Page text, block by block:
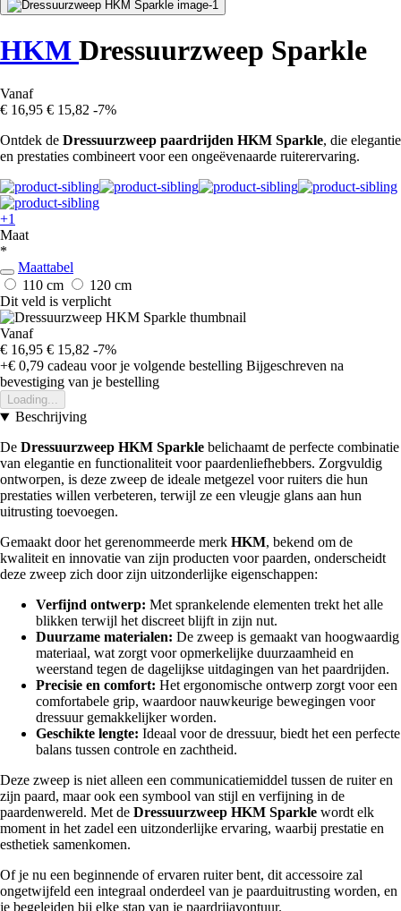
HKM Dressuurzweep Sparkle
Vanaf
€ 16,95 € 15,82 -7%
Ontdek de Dressuurzweep paardrijden HKM Sparkle, die elegantie
en prestaties combineert voor een ongeëvenaarde ruiterervaring.
+1
Maat
*
Maattabel
110 cm
120 cm
Dit veld is verplicht
Vanaf
€ 16,95 € 15,82 -7%
+€ 0,79 cadeau voor je volgende bestelling Bijgeschreven na
bevestiging van je bestelling
Loading...
Beschrijving
De Dressuurzweep HKM Sparkle belichaamt de perfecte combinatie
van elegantie en functionaliteit voor paardenliefhebbers. Zorgvuldig
ontworpen, is deze zweep de ideale metgezel voor ruiters die hun
prestaties willen verbeteren, terwijl ze een vleugje glans aan hun
uitrusting toevoegen.
Gemaakt door het gerenommeerde merk HKM, bekend om de
kwaliteit en innovatie van zijn producten voor paarden, onderscheidt
deze zweep zich door zijn uitzonderlijke eigenschappen:
Verfijnd ontwerp: Met sprankelende elementen trekt het alle
blikken terwijl het discreet blijft in zijn nut.
Duurzame materialen: De zweep is gemaakt van hoogwaardig
materiaal, wat zorgt voor opmerkelijke duurzaamheid en
weerstand tegen de dagelijkse uitdagingen van het paardrijden.
Precisie en comfort: Het ergonomische ontwerp zorgt voor een
comfortabele grip, waardoor nauwkeurige bewegingen voor
dressuur gemakkelijker worden.
Geschikte lengte: Ideaal voor de dressuur, biedt het een perfecte
balans tussen controle en zachtheid.
Deze zweep is niet alleen een communicatiemiddel tussen de ruiter en
zijn paard, maar ook een symbool van stijl en verfijning in de
paardenwereld. Met de Dressuurzweep HKM Sparkle wordt elk
moment in het zadel een uitzonderlijke ervaring, waarbij prestatie en
esthetiek samenkomen.
Of je nu een beginnende of ervaren ruiter bent, dit accessoire zal
ongetwijfeld een integraal onderdeel van je paarduitrusting worden, en
je begeleiden bij elke stap van je paardrijavontuur.